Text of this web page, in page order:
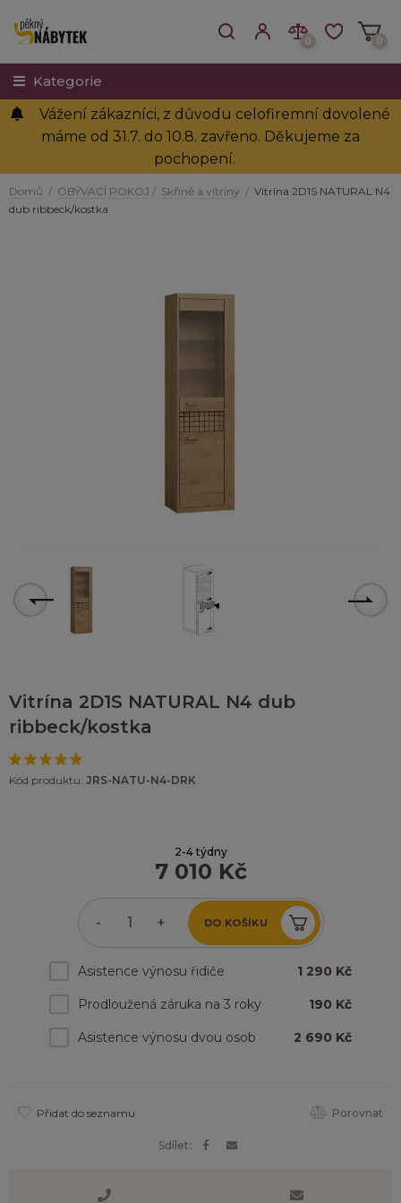
0
0
Kategorie
Vážení zákazníci, z důvodu celofiremní dovolené
máme od 31.7. do 10.8. zavřeno. Děkujeme za
pochopení.
Domů / OBÝVACÍ POKOJ / Skříně a vitríny / Vitrína 2D1S NATURAL N4
dub ribbeck/kostka
Vitrína 2D1S NATURAL N4 dub
ribbeck/kostka
Kód produktu: JRS-NATU-N4-DRK
2-4 týdny
7 010 Kč
- + DO KOŠÍKU
Asistence výnosu řidiče 1 290 Kč
Prodloužená záruka na 3 roky 190 Kč
Asistence výnosu dvou osob 2 690 Kč
Přidat do seznamu Porovnat
Sdílet: